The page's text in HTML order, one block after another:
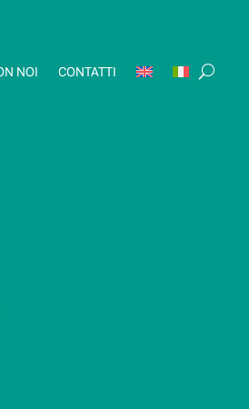
NOI CONTATTI